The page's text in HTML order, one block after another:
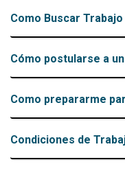
Como Buscar Trabajo
Cómo postularse a
Como prepararme
Condiciones de